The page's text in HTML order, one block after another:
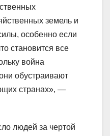
земель и
особенно если
становится все
война
обустраивают
странах», —
людей за чертой